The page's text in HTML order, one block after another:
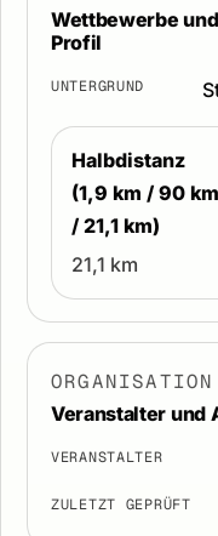
Wettbewerbe und
Profil
UNTERGRUND
Halbdistanz
(1,9 km / 90 km
/ 21,1 km)
21,1 km
ORGANISATION
Veranstalter und
VERANSTALTER
ZULETZT GEPRÜFT